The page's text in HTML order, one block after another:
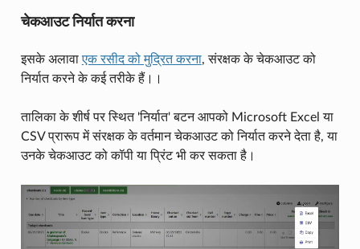
चेकआउट निर्यात करना
इसके अलावाएक रसीद को मुद्रित करना, संरक्षक के चेकआउट को
निर्यात करने के कई तरीके हैं।।
तालिका के शीर्ष पर स्थित 'निर्यात' बटन आपको Microsoft Excel या
CSV प्रारूप में संरक्षक के वर्तमान चेकआउट को निर्यात करने देता है, या
उनके चेकआउट को कॉपी या प्रिंट भी कर सकता है।